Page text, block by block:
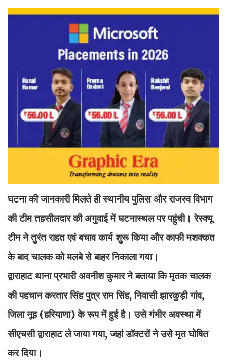
घटना की जानकारी मिलते ही स्थानीय पुलिस और राजस्व विभाग
की टीम तहसीलदार की अगुवाई में घटनास्थल पर पहुंची। रेस्क्यू
टीम ने तुरंत राहत एवं बचाव कार्य शुरू किया और काफी मशक्कत
के बाद चालक को मलबे से बाहर निकाला गया।
द्वाराहाट थाना प्रभारी अवनीश कुमार ने बताया कि मृतक चालक
की पहचान करतार सिंह पुत्र राम सिंह, निवासी झारकुड़ी गांव,
जिला नूह (हरियाणा) के रूप में हुई है। उसे गंभीर अवस्था में
सीएचसी द्वाराहाट ले जाया गया, जहां डॉक्टरों ने उसे मृत घोषित
कर दिया।